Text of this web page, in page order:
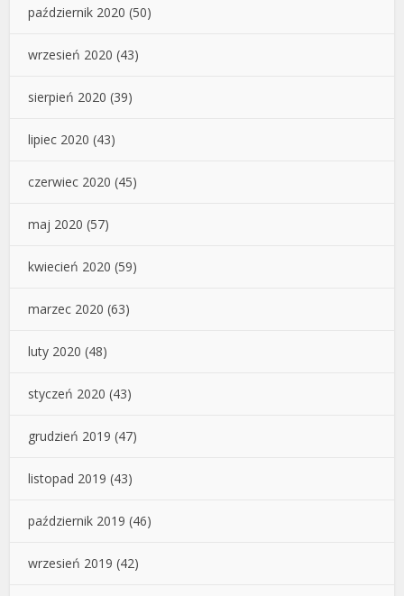
październik 2020 (50)
wrzesień 2020 (43)
sierpień 2020 (39)
lipiec 2020 (43)
czerwiec 2020 (45)
maj 2020 (57)
kwiecień 2020 (59)
marzec 2020 (63)
luty 2020 (48)
styczeń 2020 (43)
grudzień 2019 (47)
listopad 2019 (43)
październik 2019 (46)
wrzesień 2019 (42)